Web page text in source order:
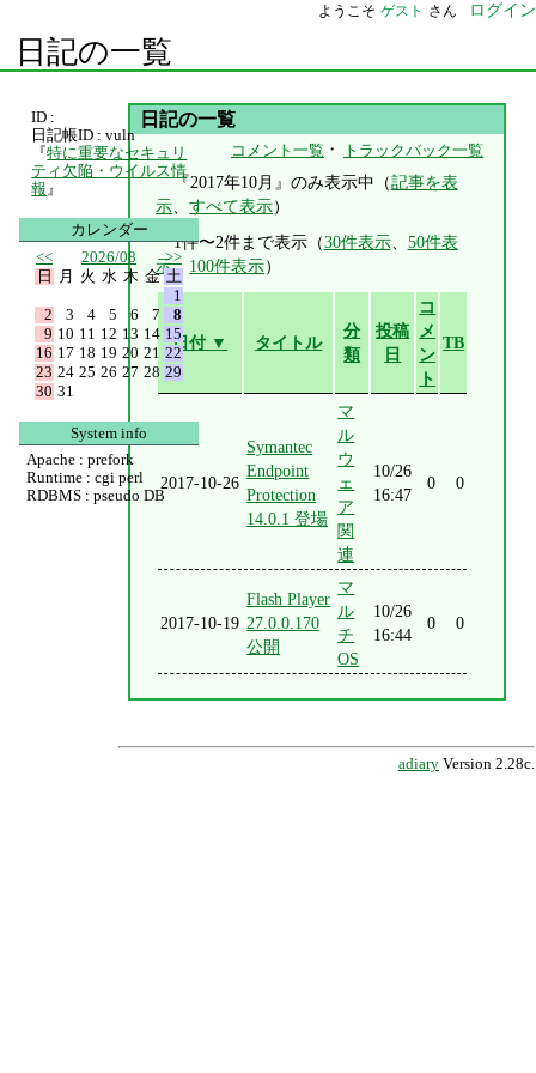
ようこそ ゲスト さん ログイン
日記の一覧
日記の一覧
コメント一覧 ・ トラックバック一覧
『2017年10月』のみ表示中（記事を表
示、すべて表示）
1件〜2件まで表示（30件表示、 50件表
示、 100件表示）
日付 ▼ タイトル
分
類
投稿
日
コ
メ
ン
ト
TB
2017-10-26
Symantec
Endpoint
Protection
14.0.1 登場
マ
ル
ウ
ェ
ア
関
連
10/26
16:47
0 0
2017-10-19
Flash Player
27.0.0.170
公開
マ
ル
チ
OS
10/26
16:44
0 0
adiary Version 2.28c.
ID :
日記帳ID : vuln
『特に重要なセキュリ
ティ欠陥・ウイルス情
報 』
カレンダー
<<
2026/08
>>
日
月 火 水 木 金 土
1
2
3 4 5 6 7
8
9 10 11 12 13 14 15
16 17 18 19 20 21 22
23 24 25 26 27 28 29
30 31
System info
Apache : prefork
Runtime : cgi perl
RDBMS : pseudo DB